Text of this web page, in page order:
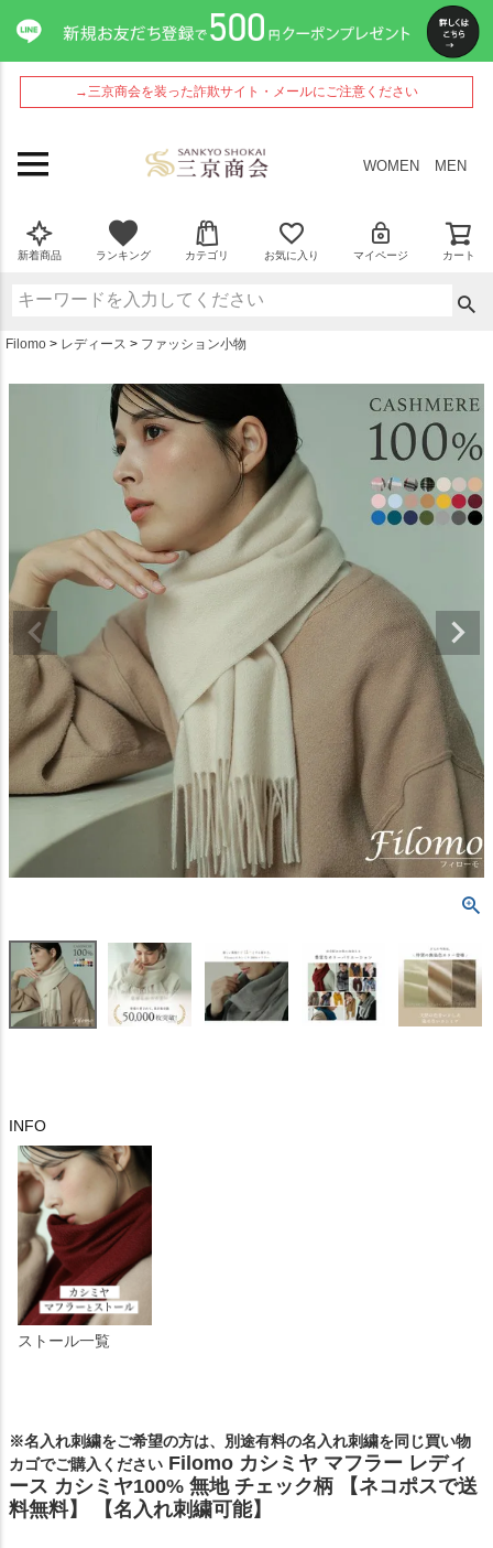
→三京商会を装った詐欺サイト・メールにご注意ください
WOMEN MEN
新着商品 ランキング カテゴリ お気に入り マイページ カート
Filomo レディース ファッション小物
INFO
ストール一覧
※名入れ刺繍をご希望の方は、別途有料の名入れ刺繍を同じ買い物
カゴでご購入ください Filomo カシミヤ マフラー レディ
ース カシミヤ100% 無地 チェック柄 【ネコポスで送
料無料】 【名入れ刺繍可能】
ペー
ジト
ップ
へ